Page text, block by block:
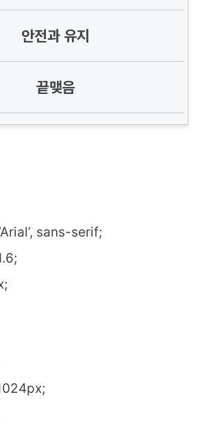
안전과 유지
끝맺음
sans-serif;